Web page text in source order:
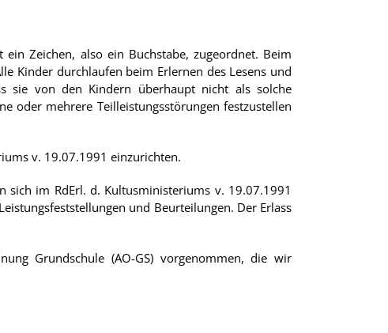
Zeichen, also ein Buchstabe, zugeordnet. Beim
Kinder durchlaufen beim Erlernen des Lesens und
sie von den Kindern überhaupt nicht als solche
oder mehrere Teilleistungsstörungen festzustellen
v. 19.07.1991 einzurichten.
sich im RdErl. d. Kultusministeriums v. 19.07.1991
und Beurteilungen. Der Erlass
Grundschule (AO-GS) vorgenommen, die wir